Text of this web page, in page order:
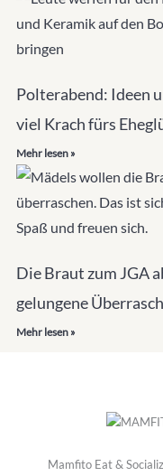
Polterabend: Ideen
viel Krach fürs
Mehr lesen »
Die Braut zum JGA
gelungene
Mehr lesen »
Mamfito Eat &